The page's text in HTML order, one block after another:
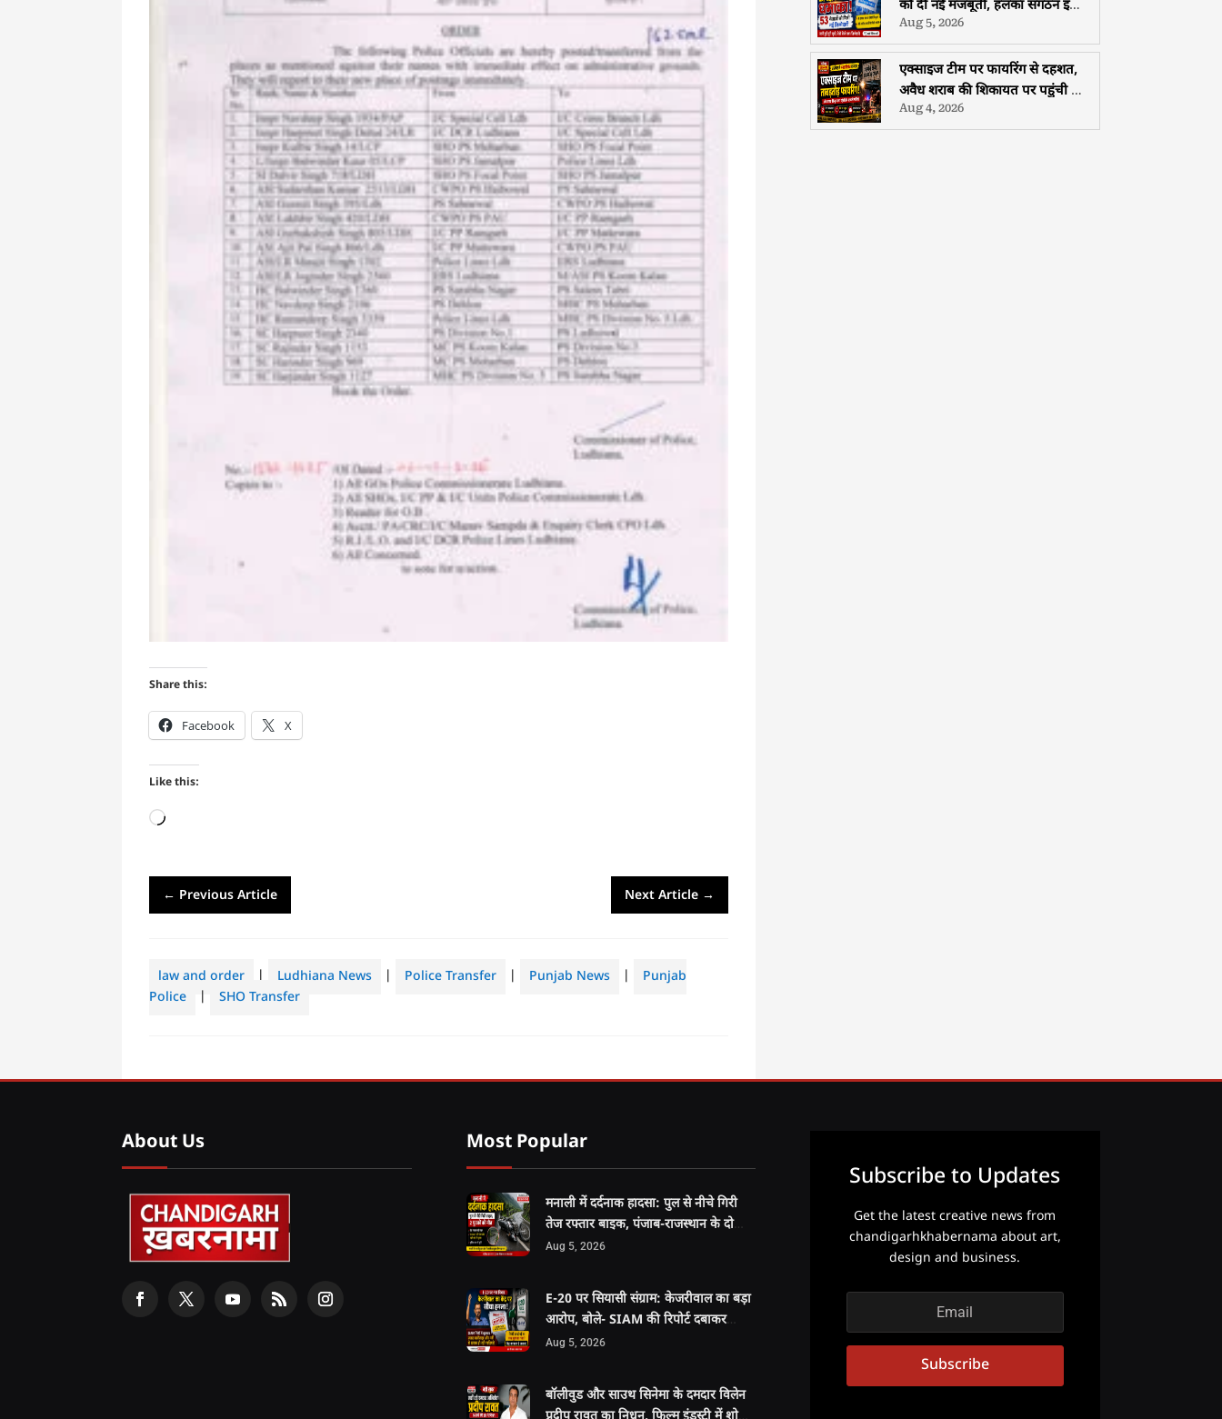
Share this:
Facebook X
Like this:
Loading…
← Previous Article Next Article →
law and order | Ludhiana News Police Transfer Punjab News
Punjab
Police
SHO Transfer
को दी नई मजबूती, हलका संगठन इंचार्ज
और 45 ब्लॉक अध्यक्षों की नियुक्ति
Aug 5, 2026
एक्साइज टीम पर फायरिंग से दहशत,
अवैध शराब की शिकायत पर पहुंची टीम
को जान बचाकर भागना पड़ा
Aug 4, 2026
About Us Most Popular
मनाली में दर्दनाक हादसा: पुल से नीचे गिरी
तेज रफ्तार बाइक, पंजाब-राजस्थान के दो
युवकों की मौत
Aug 5, 2026
E-20 पर सियासी संग्राम: केजरीवाल का बड़ा
आरोप, बोले- SIAM की रिपोर्ट दबाकर
वापस कराई गई
Aug 5, 2026
बॉलीवुड और साउथ सिनेमा के दमदार विलेन
Subscribe to Updates
Get the latest creative news from
chandigarhkhabernama about art,
design and business.
Subscribe